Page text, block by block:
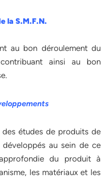
la S.M.F.N.
au bon déroulement du
ainsi au bon
études de produits de
développés au sein de ce
du produit à
les matériaux et les